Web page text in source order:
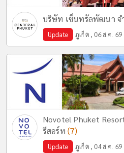
บริษัท เซ็นทรัลพัฒนา
Update ภูเก็ต , 06 ส.ค. 69
Novotel Phuket
รีสอร์ท (7)
Update ภูเก็ต , 04 ส.ค. 69